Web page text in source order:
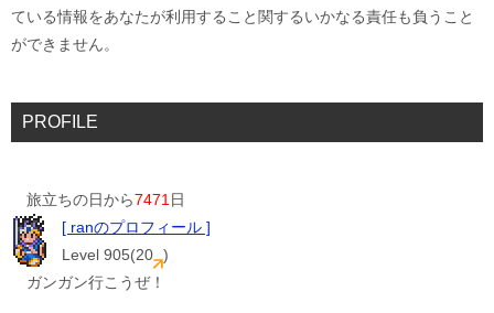
ている情報をあなたが利用すること関するいかなる責任も負うこと
ができません。
PROFILE
旅立ちの日から7471日
[ ranのプロフィール ]
Level 905(20 )
ガンガン行こうぜ！